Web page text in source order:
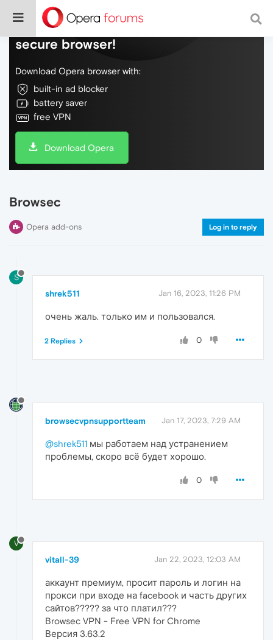
Do more on the web, with a fast and
secure browser!
Download Opera browser with:
built-in ad blocker
battery saver
free VPN
Download Opera
Browsec
Opera add-ons Log in to reply
S
shrek511 Jan 16, 2023, 11:26 PM
очень жаль. только им и пользовался.
0
2 Replies
browsecvpnsupportteam Jan 17, 2023, 7:29 AM
@shrek511 мы работаем над устранением
проблемы, скоро всё будет хорошо.
0
V
vitall-39 Jan 22, 2023, 12:03 AM
аккаунт премиум, просит пароль и логин на
прокси при входе на facebook и часть других
сайтов????? за что платил???
Browsec VPN - Free VPN for Chrome
Версия 3.63.2